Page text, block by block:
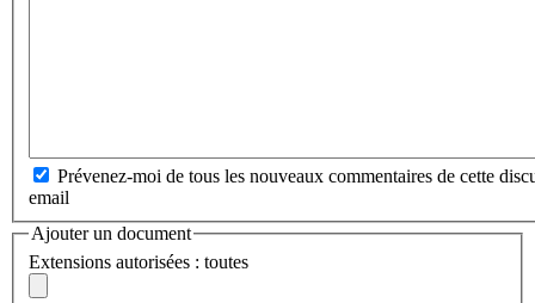
Prévenez-moi de tous les nouveaux commentaires de cette
email
Ajouter un document
Extensions autorisées : toutes